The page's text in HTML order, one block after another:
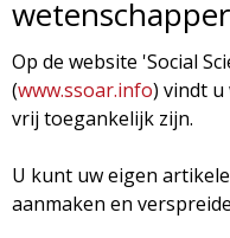
i
o
o
d
m
e
n
u
Op de website 'Social
(www.ssoar.info) vindt
vrij toegankelijk zijn.
U kunt uw eigen
aanmaken en